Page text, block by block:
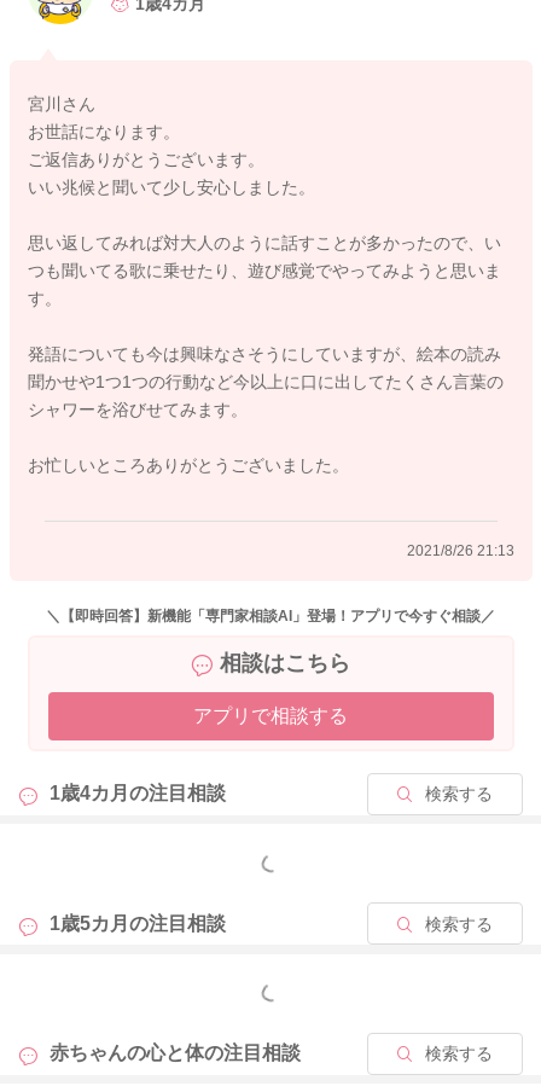
歩き出したことについてですが、Poriさんの視点であっていると
なっているのだと思いますよ。
言葉もたくさんの言葉のシャワーを浴びることであふれ出てく
るようになると言われることがあります。
ら喃語でも言葉を発しようとしてきているのかなと思います。
いい兆候なのではないかなと思いますよ。
どうぞよろしくお願いします。
1歳4カ月
宮川さん
お世話になります。
ご返信ありがとうございます。
いい兆候と聞いて少し安心しました。
思い返してみれば対大人のように話すことが多かったので、い
つも聞いてる歌に乗せたり、遊び感覚でやってみようと思いま
す。
発語についても今は興味なさそうにしていますが、絵本の読み
聞かせや1つ1つの行動など今以上に口に出してたくさん言葉の
シャワーを浴びせてみます。
お忙しいところありがとうございました。
2021/8/26 21:13
＼【即時回答】新機能「専門家相談AI」登場！アプリで今すぐ相談／
相談はこちら
アプリで相談する
1歳4カ月の注目相談 検索する
もっと見る
1歳5カ月の注目相談 検索する
もっと見る
赤ちゃんの心と体の注目相談 検索する